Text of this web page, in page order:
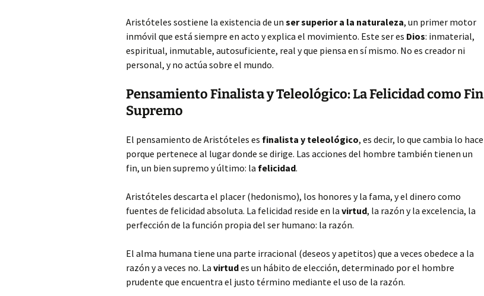
Aristóteles sostiene la existencia de un ser superior a la naturaleza, un primer motor
inmóvil que está siempre en acto y explica el movimiento. Este ser es Dios: inmaterial,
espiritual, inmutable, autosuficiente, real y que piensa en sí mismo. No es creador ni
personal, y no actúa sobre el mundo.
Pensamiento Finalista y Teleológico: La Felicidad como Fin
Supremo
El pensamiento de Aristóteles es finalista y teleológico, es decir, lo que cambia lo hace
porque pertenece al lugar donde se dirige. Las acciones del hombre también tienen un
fin, un bien supremo y último: la felicidad.
Aristóteles descarta el placer (hedonismo), los honores y la fama, y el dinero como
fuentes de felicidad absoluta. La felicidad reside en la virtud, la razón y la excelencia, la
perfección de la función propia del ser humano: la razón.
El alma humana tiene una parte irracional (deseos y apetitos) que a veces obedece a la
razón y a veces no. La virtudes un hábito de elección, determinado por el hombre
prudente que encuentra el justo término mediante el uso de la razón.